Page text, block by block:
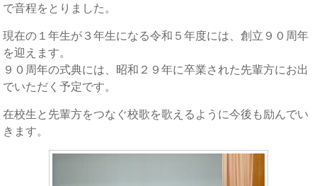
で音程をとりました。
現在の１年生が３年生になる令和５年度には、創立９０周年
を迎えます。
９０周年の式典には、昭和２９年に卒業された先輩方にお出
でいただく予定です。
在校生と先輩方をつなぐ校歌を歌えるように今後も励んでい
きます。